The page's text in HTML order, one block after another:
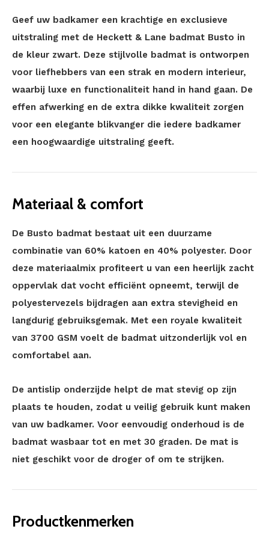
Geef uw badkamer een krachtige en exclusieve
uitstraling met de Heckett & Lane badmat Busto in
de kleur zwart. Deze stijlvolle badmat is ontworpen
voor liefhebbers van een strak en modern interieur,
waarbij luxe en functionaliteit hand in hand gaan. De
effen afwerking en de extra dikke kwaliteit zorgen
voor een elegante blikvanger die iedere badkamer
een hoogwaardige uitstraling geeft.
Materiaal & comfort
De Busto badmat bestaat uit een duurzame
combinatie van 60% katoen en 40% polyester. Door
deze materiaalmix profiteert u van een heerlijk zacht
oppervlak dat vocht efficiënt opneemt, terwijl de
polyestervezels bijdragen aan extra stevigheid en
langdurig gebruiksgemak. Met een royale kwaliteit
van 3700 GSM voelt de badmat uitzonderlijk vol en
comfortabel aan.
De antislip onderzijde helpt de mat stevig op zijn
plaats te houden, zodat u veilig gebruik kunt maken
van uw badkamer. Voor eenvoudig onderhoud is de
badmat wasbaar tot en met 30 graden. De mat is
niet geschikt voor de droger of om te strijken.
Productkenmerken